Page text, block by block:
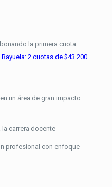
la primera cuota
2 cuotas de $43.200
un área de gran impacto
carrera docente
profesional con enfoque